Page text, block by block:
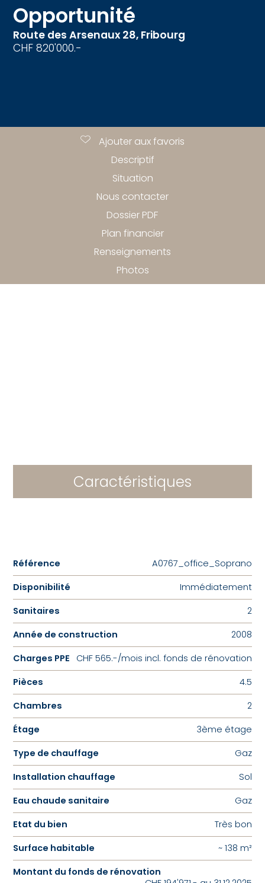
Opportunité
Route des Arsenaux 28, Fribourg
CHF 820'000.-
Descriptif
Situation
Nous contacter
Ajouter aux favoris
Dossier PDF
Plan financier
Renseignements
Photos
Caractéristiques
Référence
A0767_office_Soprano
Disponibilité
Immédiatement
Sanitaires
2
Année de construction
2008
Charges PPE
CHF 565.-/mois incl. fonds de rénovation
Pièces
4.5
Chambres
2
Étage
3ème étage
Type de chauffage
Gaz
Installation chauffage
Sol
Eau chaude sanitaire
Gaz
Etat du bien
Très bon
Surface habitable
~ 138 m²
Montant du fonds de rénovation